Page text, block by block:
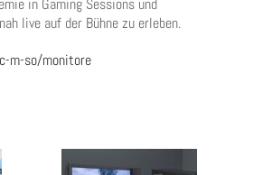
live auf der Bühne zu erleben.
m-so/monitore